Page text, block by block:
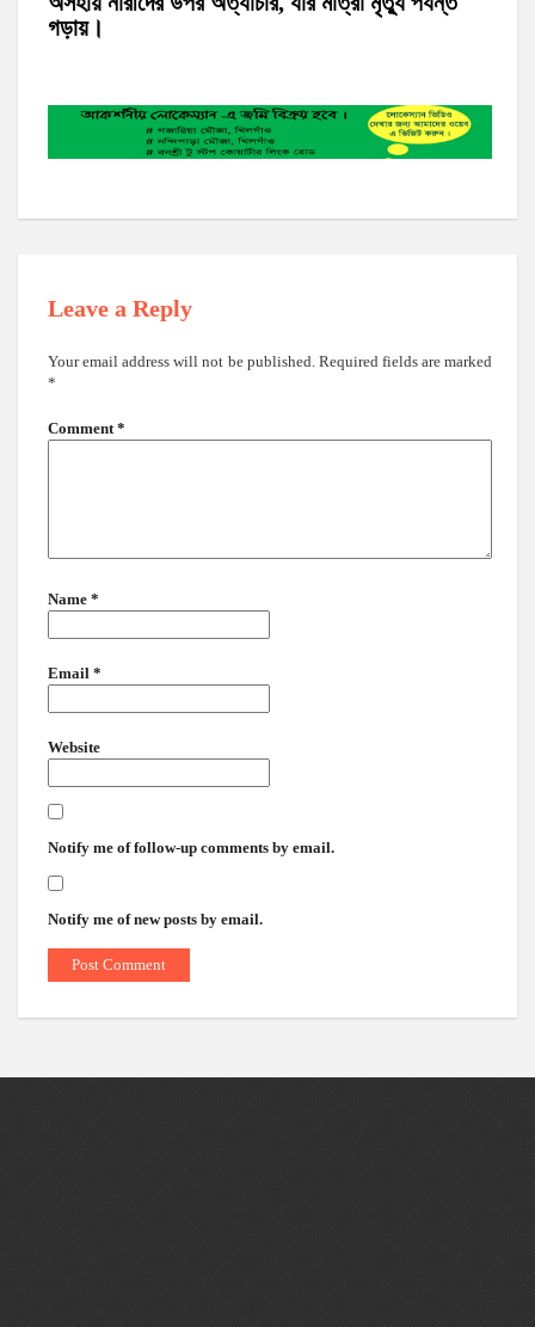
গড়ায়।
Leave a Reply
Your email address will not be published. Required fields are marked
*
Comment *
Name *
Email *
Website
Notify me of follow-up comments by email.
Notify me of new posts by email.